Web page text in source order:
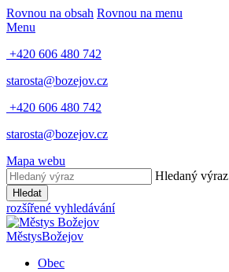
Rovnou na obsah Rovnou na menu
Menu
+420 606 480 742
starosta@bozejov.cz
+420 606 480 742
starosta@bozejov.cz
Mapa webu
Hledaný výraz
Hledat
rozšířené vyhledávání
MěstysBožejov
Obec